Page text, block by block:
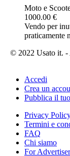
Moto e
1000.00 €
Vendo per
© 2022 Usato it. -
Accedi
Crea un
Pubblica il
Privacy
Termini e
FAQ
Chi siamo
For